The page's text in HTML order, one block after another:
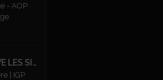
- AOP
1ÈRE RÉSERVE LES SILEX FUMÉS BLANC
| IGP